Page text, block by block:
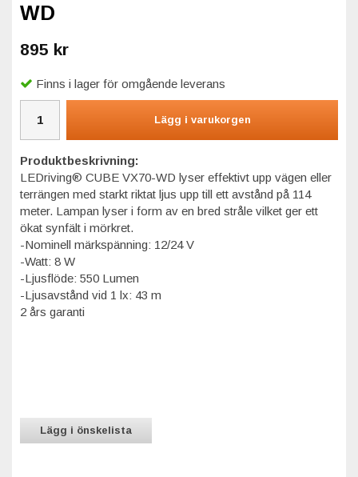
WD
895 kr
Finns i lager för omgående leverans
Lägg i varukorgen
Produktbeskrivning:
LEDriving® CUBE VX70-WD lyser effektivt upp vägen eller
terrängen med starkt riktat ljus upp till ett avstånd på 114
meter. Lampan lyser i form av en bred stråle vilket ger ett
ökat synfält i mörkret.
-Nominell märkspänning: 12/24 V
-Watt: 8 W
-Ljusflöde: 550 Lumen
-Ljusavstånd vid 1 lx: 43 m
2 års garanti
Lägg i önskelista